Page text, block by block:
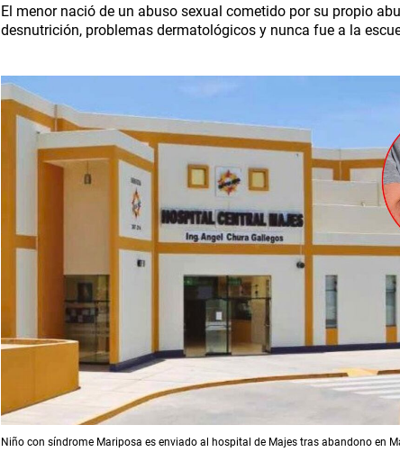
El menor nació de un abuso sexual cometido por su propio
desnutrición, problemas dermatológicos y nunca fue a la
Niño con síndrome Mariposa es enviado al hospital de Majes tras abandono en